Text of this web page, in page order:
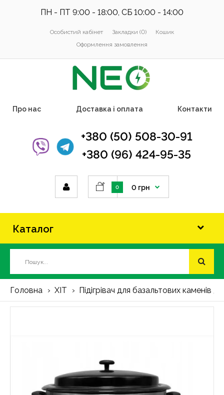
ПН - ПТ 9:00 - 18:00, СБ 10:00 - 14:00
Особистий кабінет Закладки (0)
Кошик
Оформлення замовлення
Про нас Доставка і оплата Контакти
+380 (50) 508-30-91
+380 (96) 424-95-35
0 0 грн
Каталог
Головна ХІТ Підігрівач для базальтових каменів